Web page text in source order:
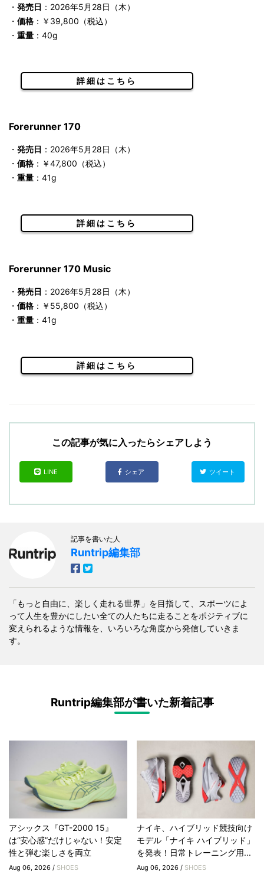
・ 発売日 ：2026年5月28日（木）
・ 価格 ：￥39,800（税込）
・ 重量 ：40g
詳細はこちら
Forerunner 170
・ 発売日 ：2026年5月28日（木）
・ 価格 ：￥47,800（税込）
・ 重量 ：41g
詳細はこちら
Forerunner 170 Music
・ 発売日 ：2026年5月28日（木）
・ 価格 ：￥55,800（税込）
・ 重量 ：41g
詳細はこちら
この記事が気に入ったらシェアしよう
LINE シェア ツイート
記事を書いた人
Runtrip編集部
「もっと自由に、楽しく走れる世界」を目指して、スポーツによ
って人生を豊かにしたい全ての人たちに走ることをポジティブに
変えられるような情報を、いろいろな角度から発信していきま
す。
Runtrip編集部が書いた新着記事
アシックス『GT-2000 15』
は“安心感”だけじゃない！安定
性と弾む楽しさを両立
Aug 06, 2026 / SHOES
ナイキ、ハイブリッド競技向け
モデル「ナイキ ハイブリッド」
を発表！日常トレーニング用...
Aug 06, 2026 / SHOES